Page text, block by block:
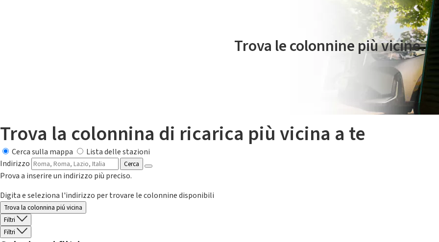
Trova le colonnine più vicine.
Trova la colonnina di ricarica più vicina a te
Cerca sulla mappa
Lista delle stazioni
Indirizzo
Cerca
Prova a inserire un indirizzo più preciso.
Digita e seleziona l'indirizzo per trovare le colonnine disponibili
Trova la colonnina piú vicina
Filtri
Filtri